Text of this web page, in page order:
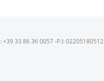
33 86 36 0057 -P.I: 02205180512